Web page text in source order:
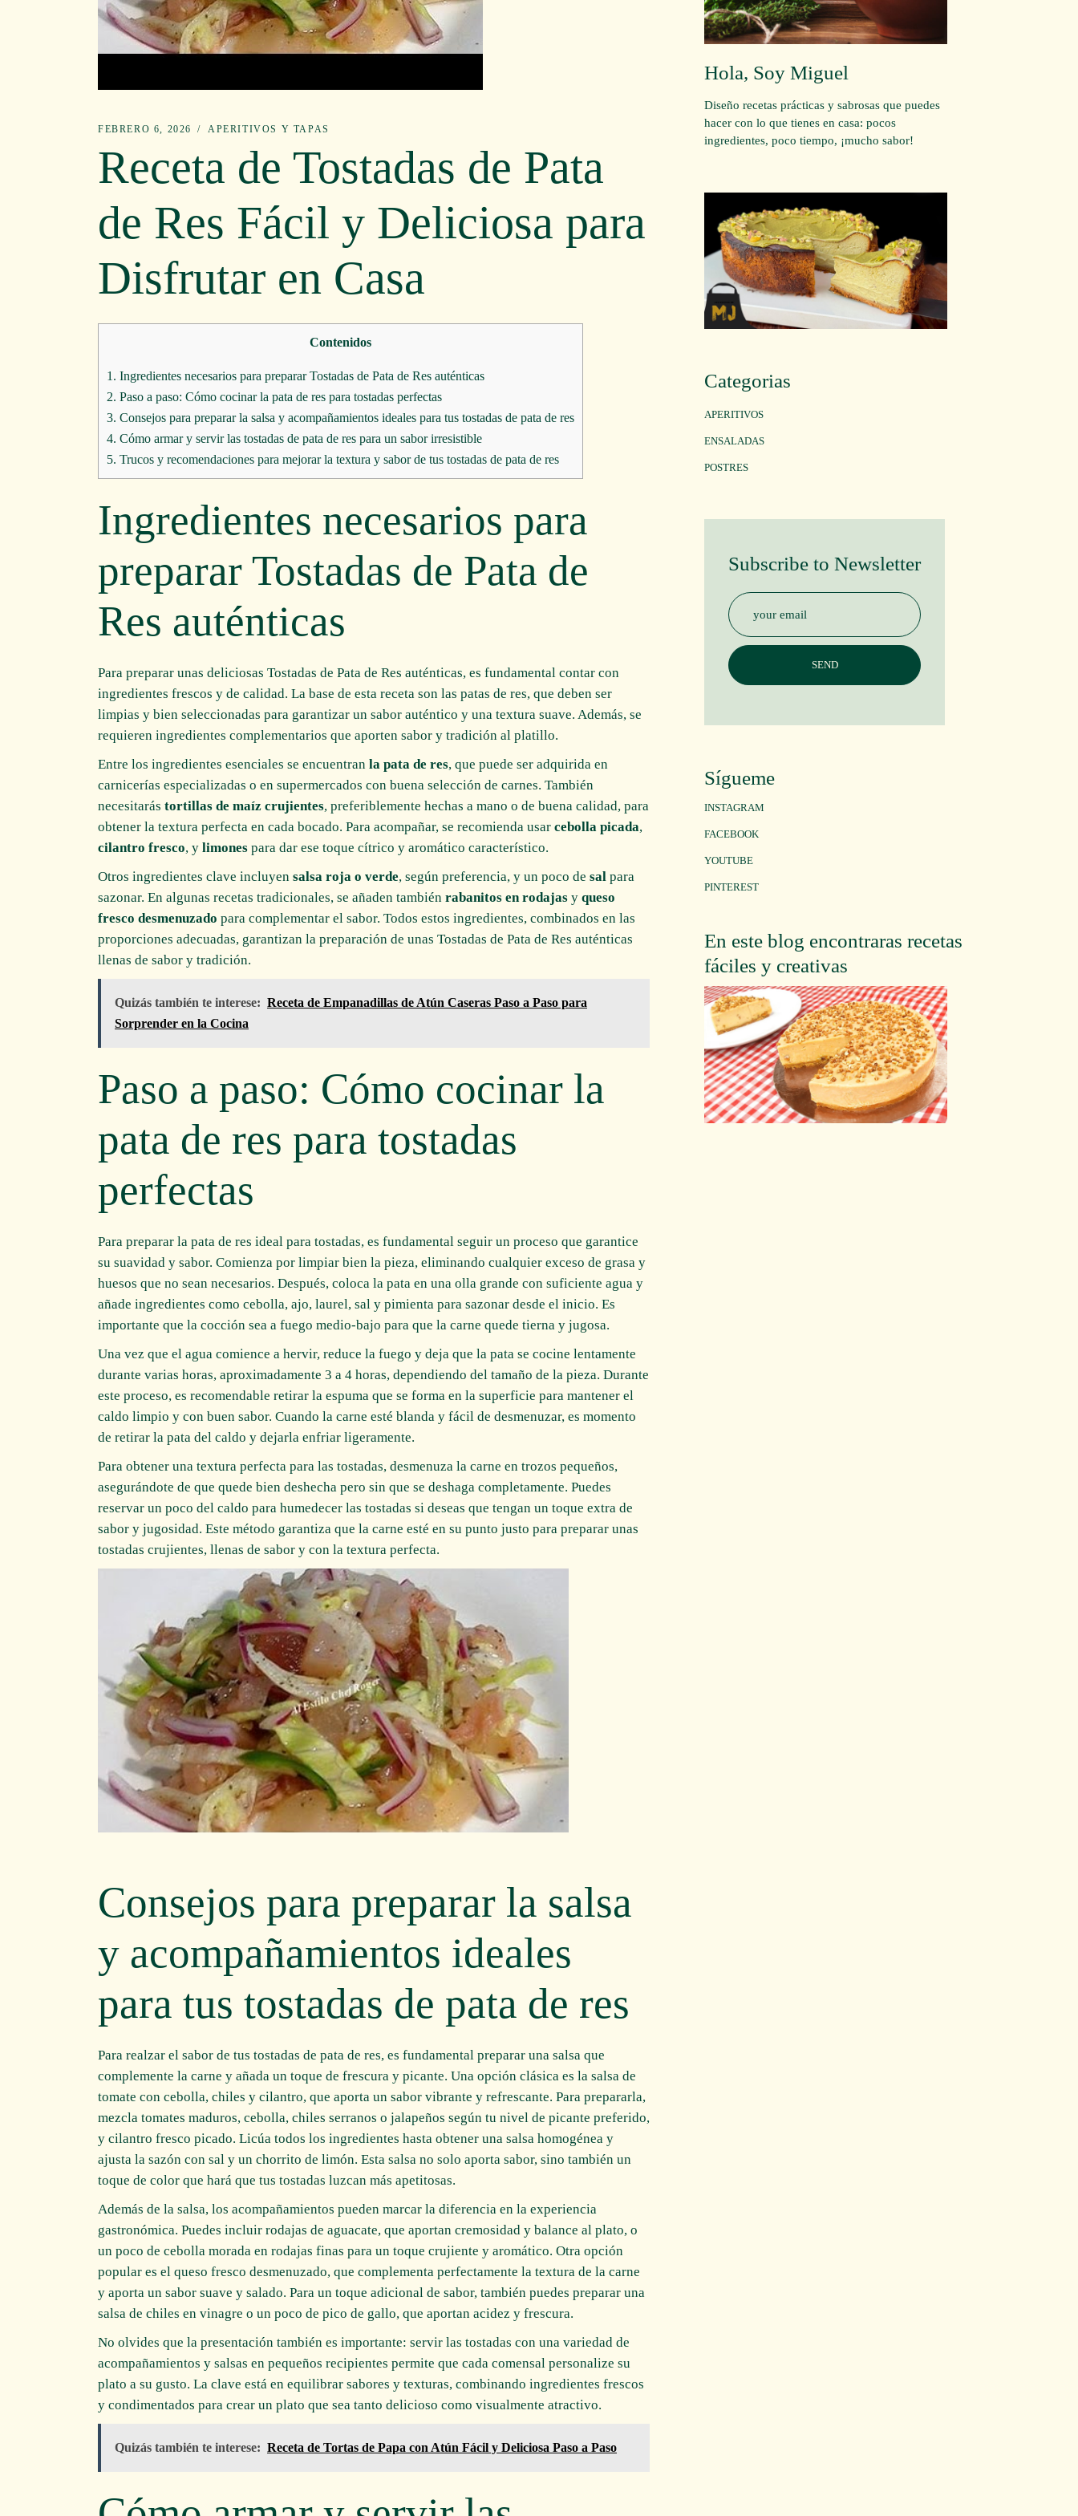
FEBRERO 6, 2026 APERITIVOS Y TAPAS
Receta de Tostadas de Pata
de Res Fácil y Deliciosa para
Disfrutar en Casa
Contenidos
1. Ingredientes necesarios para preparar Tostadas de Pata de Res auténticas
2. Paso a paso: Cómo cocinar la pata de res para tostadas perfectas
3. Consejos para preparar la salsa y acompañamientos ideales para tus tostadas de pata de res
4. Cómo armar y servir las tostadas de pata de res para un sabor irresistible
5. Trucos y recomendaciones para mejorar la textura y sabor de tus tostadas de pata de res
Ingredientes necesarios para
preparar Tostadas de Pata de
Res auténticas
Para preparar unas deliciosas Tostadas de Pata de Res auténticas, es fundamental contar con
ingredientes frescos y de calidad. La base de esta receta son las patas de res, que deben ser
limpias y bien seleccionadas para garantizar un sabor auténtico y una textura suave. Además, se
requieren ingredientes complementarios que aporten sabor y tradición al platillo.
Entre los ingredientes esenciales se encuentran la pata de res, que puede ser adquirida en
carnicerías especializadas o en supermercados con buena selección de carnes. También
necesitarás tortillas de maíz crujientes, preferiblemente hechas a mano o de buena calidad, para
obtener la textura perfecta en cada bocado. Para acompañar, se recomienda usar cebolla picada,
cilantro fresco, y limones para dar ese toque cítrico y aromático característico.
Otros ingredientes clave incluyen salsa roja o verde, según preferencia, y un poco de sal para
sazonar. En algunas recetas tradicionales, se añaden también rabanitos en rodajas y queso
fresco desmenuzado para complementar el sabor. Todos estos ingredientes, combinados en las
proporciones adecuadas, garantizan la preparación de unas Tostadas de Pata de Res auténticas
llenas de sabor y tradición.
Quizás también te interese: Receta de Empanadillas de Atún Caseras Paso a Paso para
Sorprender en la Cocina
Paso a paso: Cómo cocinar la
pata de res para tostadas
perfectas
Para preparar la pata de res ideal para tostadas, es fundamental seguir un proceso que garantice
su suavidad y sabor. Comienza por limpiar bien la pieza, eliminando cualquier exceso de grasa y
huesos que no sean necesarios. Después, coloca la pata en una olla grande con suficiente agua y
añade ingredientes como cebolla, ajo, laurel, sal y pimienta para sazonar desde el inicio. Es
importante que la cocción sea a fuego medio-bajo para que la carne quede tierna y jugosa.
Una vez que el agua comience a hervir, reduce la fuego y deja que la pata se cocine lentamente
durante varias horas, aproximadamente 3 a 4 horas, dependiendo del tamaño de la pieza. Durante
este proceso, es recomendable retirar la espuma que se forma en la superficie para mantener el
caldo limpio y con buen sabor. Cuando la carne esté blanda y fácil de desmenuzar, es momento
de retirar la pata del caldo y dejarla enfriar ligeramente.
Para obtener una textura perfecta para las tostadas, desmenuza la carne en trozos pequeños,
asegurándote de que quede bien deshecha pero sin que se deshaga completamente. Puedes
reservar un poco del caldo para humedecer las tostadas si deseas que tengan un toque extra de
sabor y jugosidad. Este método garantiza que la carne esté en su punto justo para preparar unas
tostadas crujientes, llenas de sabor y con la textura perfecta.
Consejos para preparar la salsa
y acompañamientos ideales
para tus tostadas de pata de res
Para realzar el sabor de tus tostadas de pata de res, es fundamental preparar una salsa que
complemente la carne y añada un toque de frescura y picante. Una opción clásica es la salsa de
tomate con cebolla, chiles y cilantro, que aporta un sabor vibrante y refrescante. Para prepararla,
mezcla tomates maduros, cebolla, chiles serranos o jalapeños según tu nivel de picante preferido,
y cilantro fresco picado. Licúa todos los ingredientes hasta obtener una salsa homogénea y
ajusta la sazón con sal y un chorrito de limón. Esta salsa no solo aporta sabor, sino también un
toque de color que hará que tus tostadas luzcan más apetitosas.
Además de la salsa, los acompañamientos pueden marcar la diferencia en la experiencia
gastronómica. Puedes incluir rodajas de aguacate, que aportan cremosidad y balance al plato, o
un poco de cebolla morada en rodajas finas para un toque crujiente y aromático. Otra opción
popular es el queso fresco desmenuzado, que complementa perfectamente la textura de la carne
y aporta un sabor suave y salado. Para un toque adicional de sabor, también puedes preparar una
salsa de chiles en vinagre o un poco de pico de gallo, que aportan acidez y frescura.
No olvides que la presentación también es importante: servir las tostadas con una variedad de
acompañamientos y salsas en pequeños recipientes permite que cada comensal personalize su
plato a su gusto. La clave está en equilibrar sabores y texturas, combinando ingredientes frescos
y condimentados para crear un plato que sea tanto delicioso como visualmente atractivo.
Quizás también te interese: Receta de Tortas de Papa con Atún Fácil y Deliciosa Paso a Paso
Hola, Soy Miguel
Diseño recetas prácticas y sabrosas que puedes
hacer con lo que tienes en casa: pocos
ingredientes, poco tiempo, ¡mucho sabor!
Categorias
APERITIVOS
ENSALADAS
POSTRES
Subscribe to Newsletter
Sígueme
INSTAGRAM
FACEBOOK
YOUTUBE
PINTEREST
En este blog encontraras recetas
fáciles y creativas